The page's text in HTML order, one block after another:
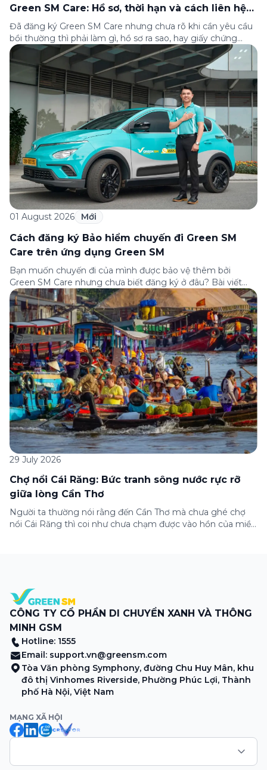
Green SM Care: Hồ sơ, thời hạn và cách liên hệ
hỗ trợ
Đã đăng ký Green SM Care nhưng chưa rõ khi cần yêu cầu
bồi thường thì phải làm gì, hồ sơ ra sao, hay giấy chứng
nhận bảo hiểm tìm ở đâu? Bài viết này tổng hợp đầy đủ các
câu hỏi thường gặp nhất về quy trình bồi thường và hỗ trợ
của Green […]
01 August 2026 Mới
Cách đăng ký Bảo hiểm chuyến đi Green SM
Care trên ứng dụng Green SM
Bạn muốn chuyến đi của mình được bảo vệ thêm bởi
Green SM Care nhưng chưa biết đăng ký ở đâu? Bài viết
dưới đây sẽ hướng dẫn chi tiết cách tham gia (và hủy tham
gia) gói bảo hiểm này ngay trên ứng dụng Green SM, cùng
những lưu ý quan trọng trước khi […]
29 July 2026
Chợ nổi Cái Răng: Bức tranh sông nước rực rỡ
giữa lòng Cần Thơ
Người ta thường nói rằng đến Cần Thơ mà chưa ghé chợ
nổi Cái Răng thì coi như chưa chạm được vào hồn của miền
CÔNG TY CỔ PHẦN DI CHUYỂN XANH VÀ THÔNG
MINH GSM
Hotline: 1555
Email: support.vn@greensm.com
Tòa Văn phòng Symphony, đường Chu Huy Mân, khu
đô thị Vinhomes Riverside, Phường Phúc Lợi, Thành
phố Hà Nội, Việt Nam
MẠNG XÃ HỘI